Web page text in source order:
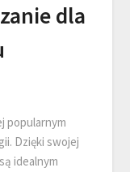
dla
popularnym
Dzięki swojej
idealnym